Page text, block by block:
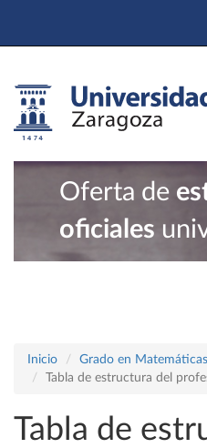
Oferta de
oficiales
Inicio
Grado en Matemáticas
Tabla de estructura del
Tabla de